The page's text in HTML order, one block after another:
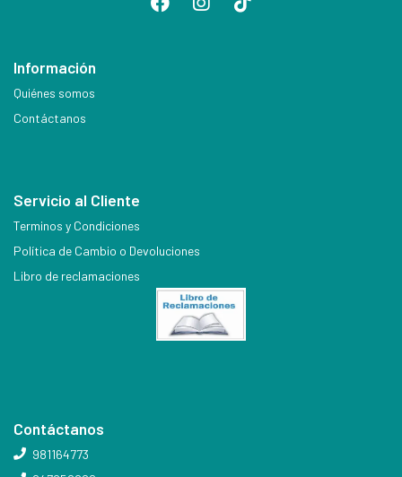
Información
Quiénes somos
Contáctanos
Servicio al Cliente
Terminos y Condiciones
Política de Cambio o Devoluciones
Libro de reclamaciones
Contáctanos
981164773